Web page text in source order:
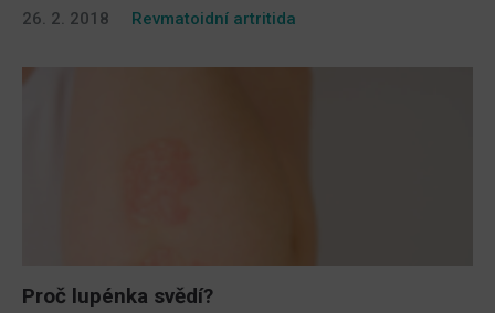
26. 2. 2018 Revmatoidní artritida
Proč lupénka svědí?